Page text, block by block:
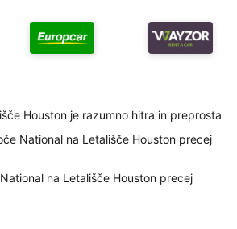
Houston je razumno hitra in preprosta
National na Letališče Houston precej
na Letališče Houston precej